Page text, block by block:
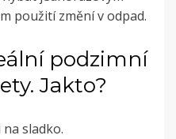
použití změní v odpad.
podzimní
Jakto?
sladko.